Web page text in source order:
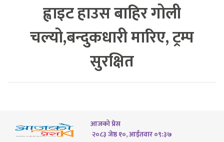
ह्वाइट हाउस बाहिर गोली
चल्यो,बन्दुकधारी मारिए, ट्रम्प
सुरक्षित
आजको प्रेस
२०८३ जेष्ठ १०, आईतवार ०९:३७